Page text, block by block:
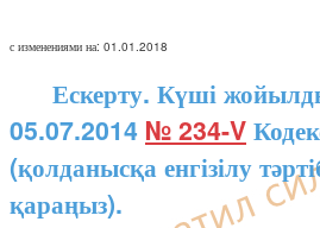
с изменениями на: 01.01.2018
Ескерту. Күші
05.07.2014 № 234-V
(қолданысқа енгізілу
қараңыз).